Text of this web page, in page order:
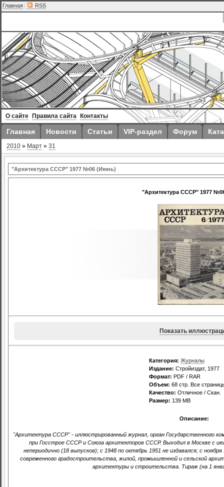
Главная | RSS
О сайте Правила сайта Контакты
Главная Новости Статьи VIP-раздел Форум
2010 » Март » 31
"Архитектура СССР" 1977 №06 (Июнь)
"Архитектура СССР" 1977
Показать
Категория: Журналы
Издание: Стройиздат, 1977
Формат: PDF / RAR
Объем: 68 стр. Все
Качество: Отличное / Скан.
Размер: 139 MB
Описание:
"Архитектура СССР" - иллюстрированный журнал, орган Государственного
при Госстрое СССР и Союза архитекторов СССР. Выходил в Москве с
непериодично (18 выпусков); с 1948 по октябрь 1951 не издавался; с
современного градостроительства, жилой, промышленной и сельской
архитектуры и строительства. Тираж (на 1